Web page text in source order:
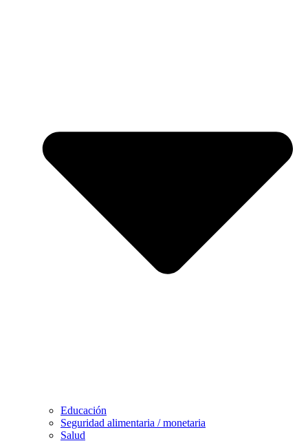
Educación
Seguridad alimentaria / monetaria
Salud